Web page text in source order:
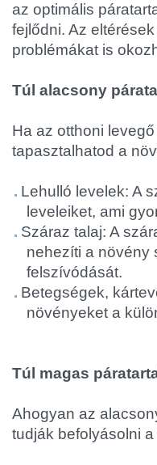
az optimális
fejlődni. Az
problémákat is
Túl alacsony
Ha az otthoni
tapasztalhatod a
Lehulló levelek: A
leveleiket, ami
Száraz talaj: A
nehezíti a növény
felszívódását.
Betegségek,
növényeket a
Túl magas
Ahogyan az
tudják befolyásolni